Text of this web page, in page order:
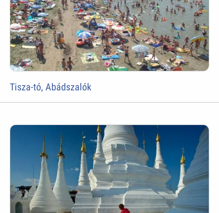
Tisza-tó, Abádszalók